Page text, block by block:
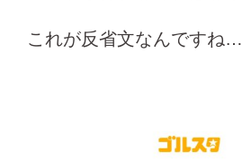
これが反省文なんですね…